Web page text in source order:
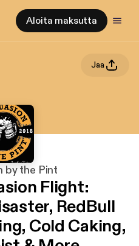
Aloita maksutta
Jaa
by the Pint
Flight:
RedBull
Cold Caking,